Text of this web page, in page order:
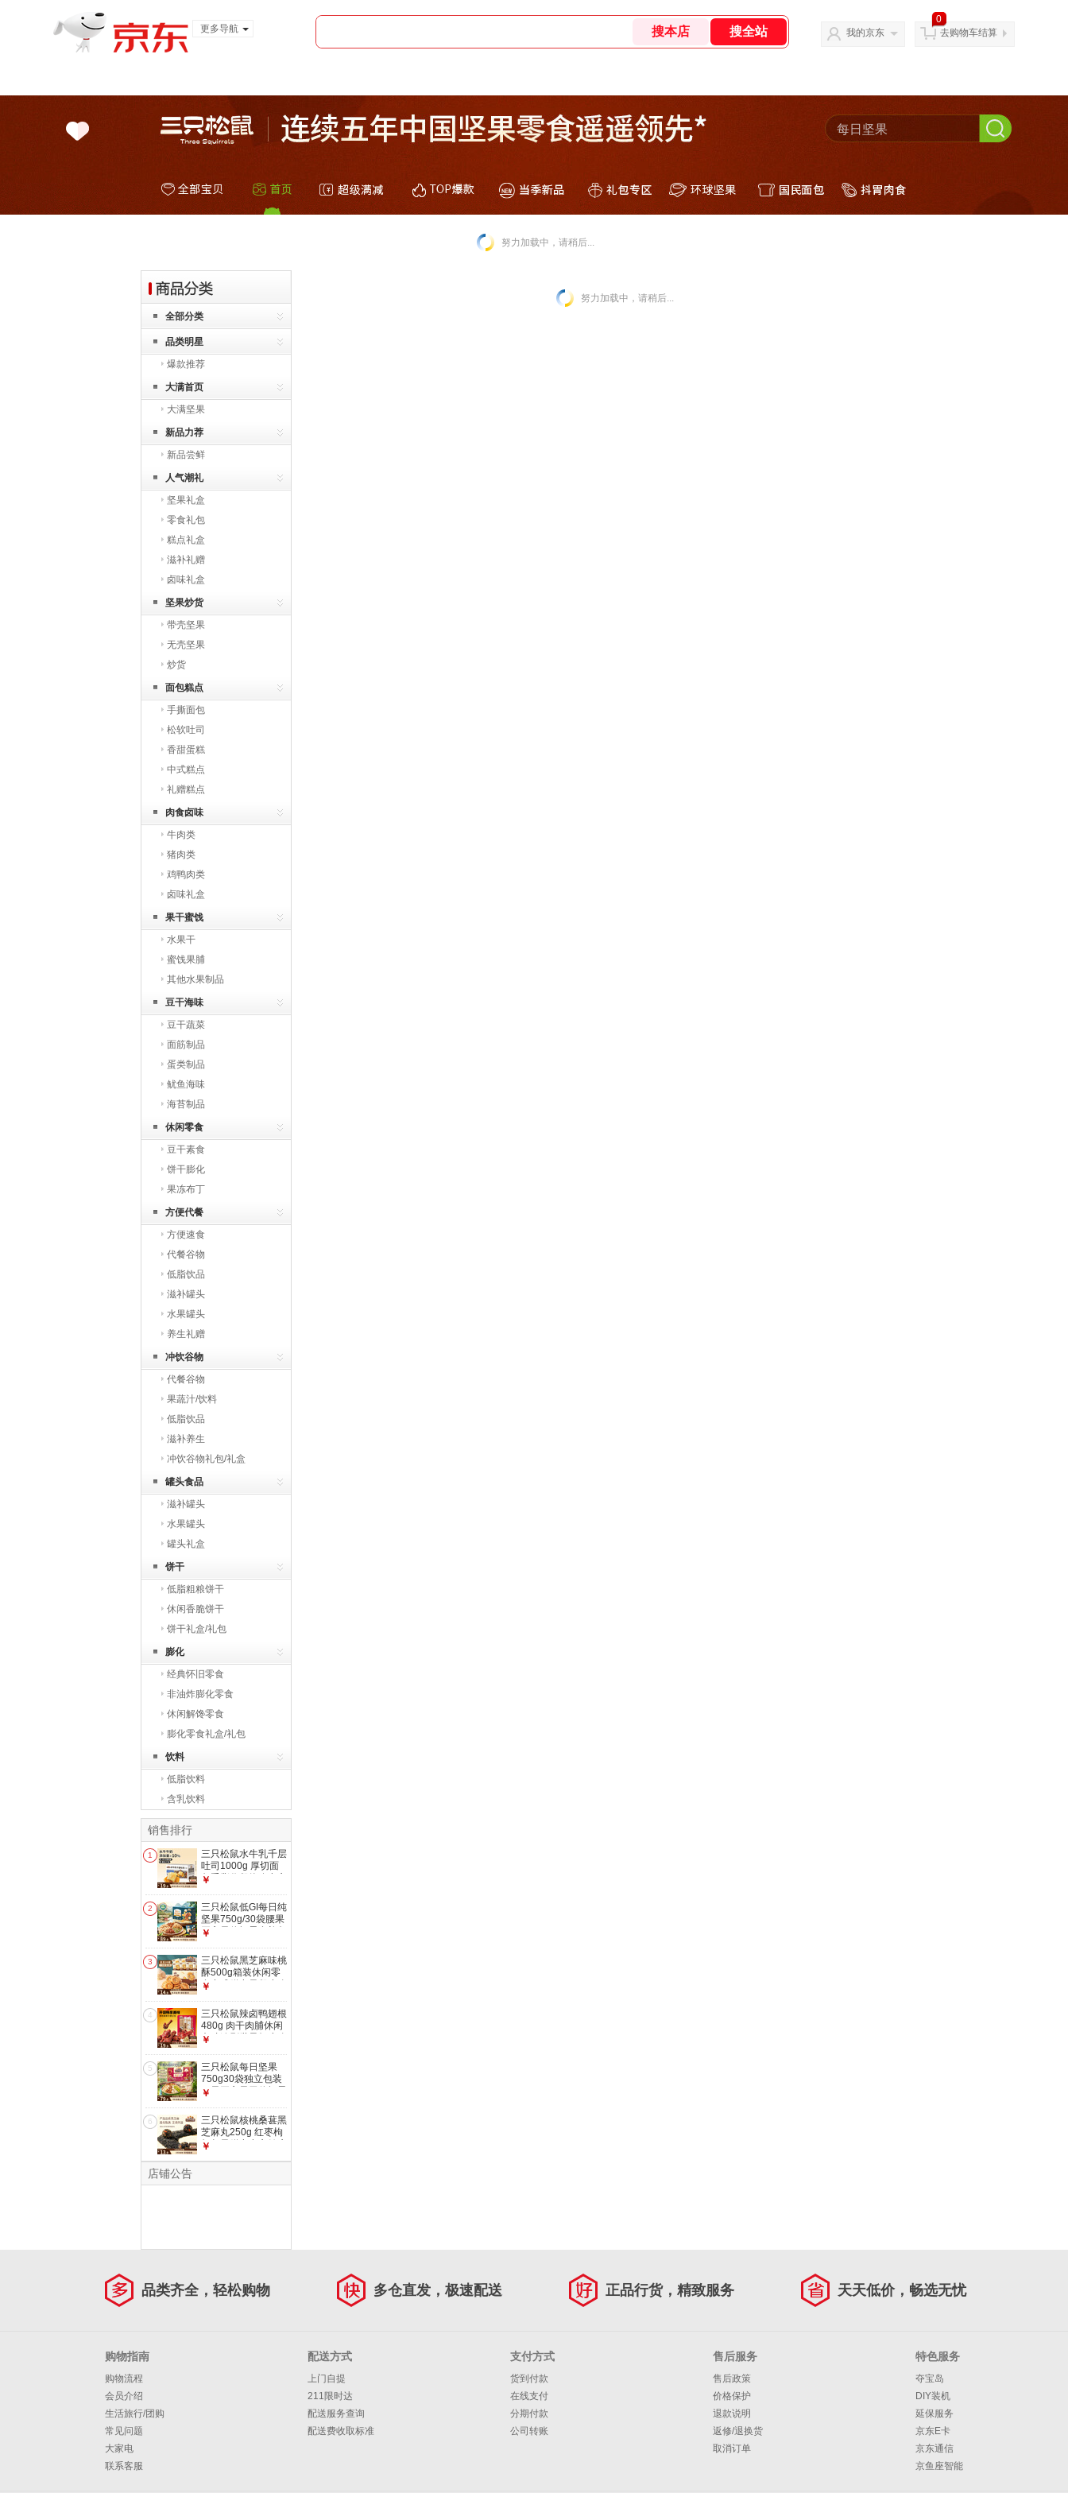
更多导航
我的京东
0
去购物车结算
努力加载中，请稍后...
全部分类
品类明星
爆款推荐
大满首页
大满坚果
新品力荐
新品尝鲜
人气潮礼
坚果礼盒
零食礼包
糕点礼盒
滋补礼赠
卤味礼盒
坚果炒货
带壳坚果
无壳坚果
炒货
面包糕点
手撕面包
松软吐司
香甜蛋糕
中式糕点
礼赠糕点
肉食卤味
牛肉类
猪肉类
鸡鸭肉类
卤味礼盒
果干蜜饯
水果干
蜜饯果脯
其他水果制品
豆干海味
豆干蔬菜
面筋制品
蛋类制品
鱿鱼海味
海苔制品
休闲零食
豆干素食
饼干膨化
果冻布丁
方便代餐
方便速食
代餐谷物
低脂饮品
滋补罐头
水果罐头
养生礼赠
冲饮谷物
代餐谷物
果蔬汁/饮料
低脂饮品
滋补养生
冲饮谷物礼包/礼盒
罐头食品
滋补罐头
水果罐头
罐头礼盒
饼干
低脂粗粮饼干
休闲香脆饼干
饼干礼盒/礼包
膨化
经典怀旧零食
非油炸膨化零食
休闲解馋零食
膨化零食礼盒/礼包
饮料
低脂饮料
含乳饮料
销售排行
1
三只松鼠水牛乳千层
吐司1000g 厚切面
包手撕代餐饱腹点心
￥
2
三只松鼠低GI每日纯
坚果750g/30袋腰果
开心果休闲零食礼包
￥
3
三只松鼠黑芝麻味桃
酥500g箱装休闲零
食中式糕点早餐小吃
￥
4
三只松鼠辣卤鸭翅根
480g 肉干肉脯休闲
卤味追剧世界杯小吃
￥
5
三只松鼠每日坚果
750g30袋独立包装
腰果开心果干休闲零
￥
6
三只松鼠核桃桑葚黑
芝麻丸250g 红枣枸
杞坚果糕点点心健康
￥
店铺公告
努力加载中，请稍后...
品类齐全，轻松购物 多仓直发，极速配送 正品行货，精致服务 天天低价，畅选无忧
购物指南
购物流程
会员介绍
生活旅行/团购
常见问题
大家电
联系客服
配送方式
上门自提
211限时达
配送服务查询
配送费收取标准
支付方式
货到付款
在线支付
分期付款
公司转账
售后服务
售后政策
价格保护
退款说明
返修/退换货
取消订单
特色服务
夺宝岛
DIY装机
延保服务
京东E卡
京东通信
京鱼座智能